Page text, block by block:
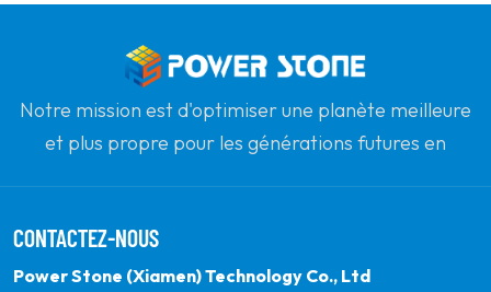
Notre mission est d'optimiser une planète meilleure
et plus propre pour les générations futures en
propre et de votre partenaire mondial le plus fiable
pour la qualité, le professionnalisme et l'innovation.
CONTACTEZ-NOUS
Power Stone (Xiamen) Technology Co., Ltd